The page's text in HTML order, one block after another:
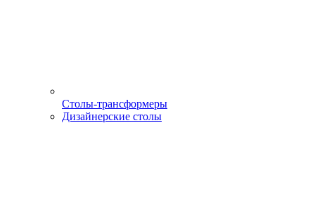
Столы-трансформеры
Дизайнерские столы